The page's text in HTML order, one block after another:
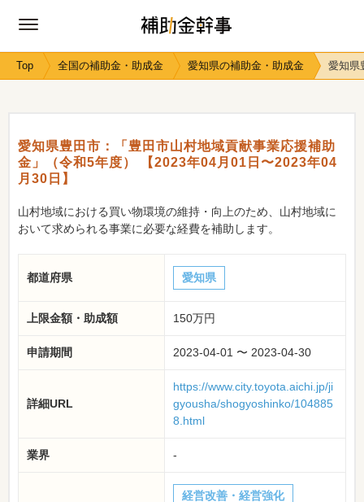
Top 全国の補助金・助成金 愛知県の補助金・助成金 愛知県
愛知県豊田市：「豊田市山村地域貢献事業応援補助
金」（令和5年度） 【2023年04月01日〜2023年04
月30日】
山村地域における買い物環境の維持・向上のため、山村地域に
おいて求められる事業に必要な経費を補助します。
都道府県 愛知県
上限金額・助成額 150万円
申請期間 2023-04-01 〜 2023-04-30
詳細URL
https://www.city.toyota.aichi.jp/ji
gyousha/shogyoshinko/104885
8.html
業界 -
経営改善・経営強化